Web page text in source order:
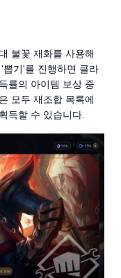
불꽃 재화를 사용해
기'를 진행하면 클라
률의 아이템 보상 중
모두 재조합 목록에
득할 수 있습니다.